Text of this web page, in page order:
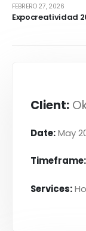
Expocreatividad
FEBRERO 27, 2026
Client:
Date:May
Timeframe:
Services: